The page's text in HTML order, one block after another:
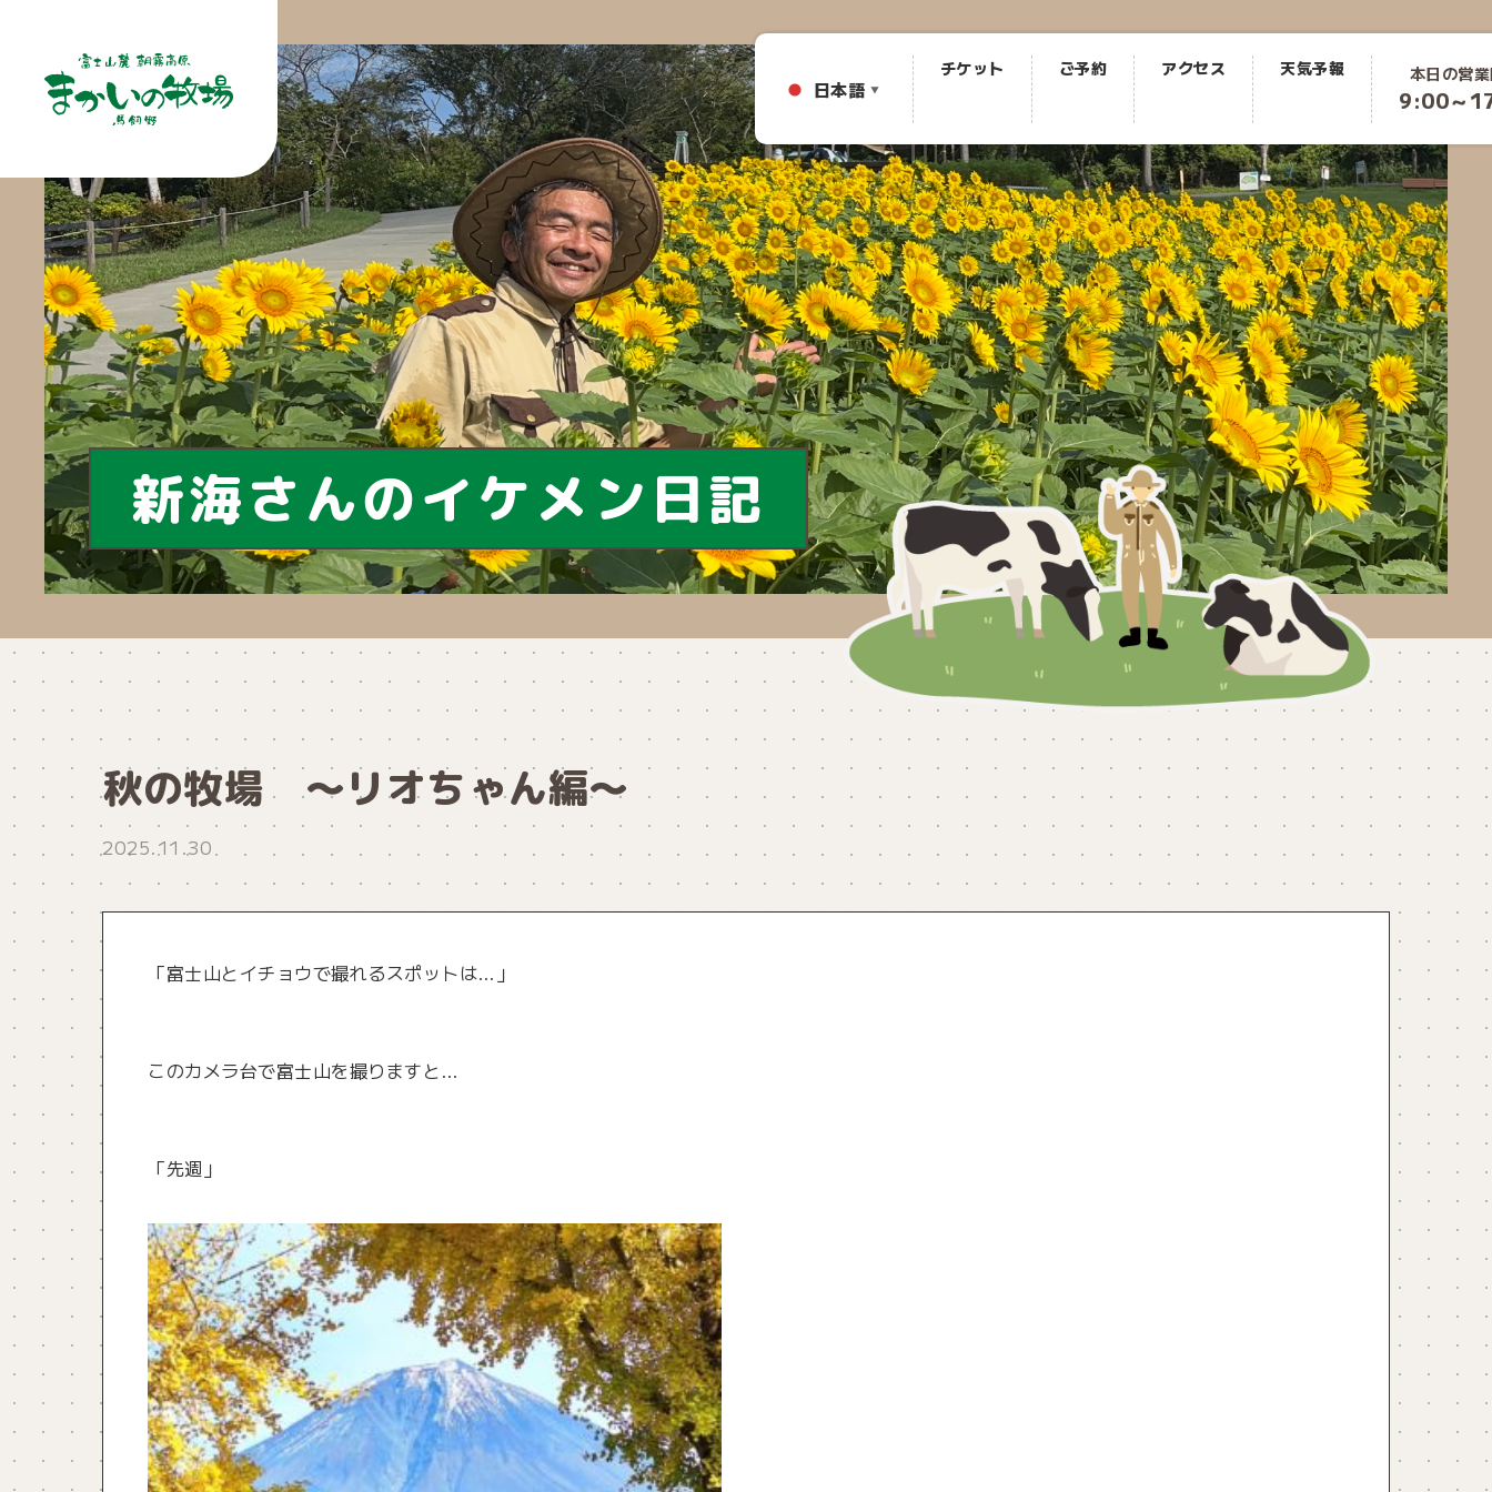
日本語 ▼
チケット ご予約 アクセス 天気予報 本日の営
9:00～
新海さんのイケメン日記
秋の牧場 ～リオちゃん編～
2025.11.30
「富士山とイチョウで撮れるスポットは…」
このカメラ台で富士山を撮りますと…
「先週」